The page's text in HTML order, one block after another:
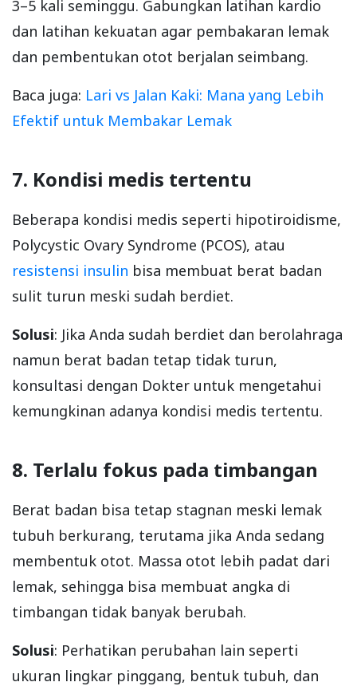
3–5 kali seminggu. Gabungkan latihan kardio
dan latihan kekuatan agar pembakaran lemak
dan pembentukan otot berjalan seimbang.
Baca juga: Lari vs Jalan Kaki: Mana yang Lebih
Efektif untuk Membakar Lemak
7. Kondisi medis tertentu
Beberapa kondisi medis seperti hipotiroidisme,
Polycystic Ovary Syndrome (PCOS), atau
resistensi insulin bisa membuat berat badan
sulit turun meski sudah berdiet.
Solusi: Jika Anda sudah berdiet dan berolahraga
namun berat badan tetap tidak turun,
konsultasi dengan Dokter untuk mengetahui
kemungkinan adanya kondisi medis tertentu.
8. Terlalu fokus pada timbangan
Berat badan bisa tetap stagnan meski lemak
tubuh berkurang, terutama jika Anda sedang
membentuk otot. Massa otot lebih padat dari
lemak, sehingga bisa membuat angka di
timbangan tidak banyak berubah.
Solusi: Perhatikan perubahan lain seperti
ukuran lingkar pinggang, bentuk tubuh, dan